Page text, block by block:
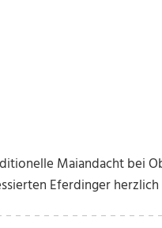
Maiandacht bei
Eferdinger